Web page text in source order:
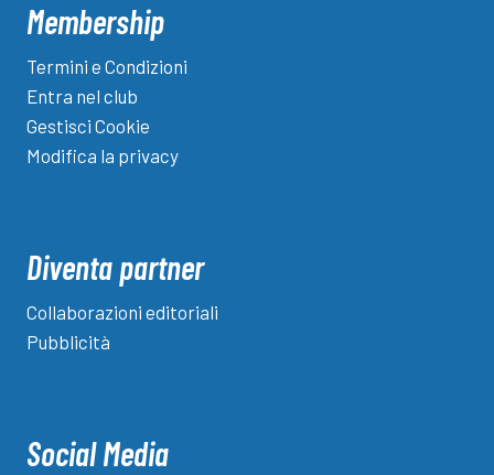
Membership
Termini e Condizioni
Entra nel club
Gestisci Cookie
Modifica la privacy
Diventa partner
Collaborazioni editoriali
Pubblicità
Social Media